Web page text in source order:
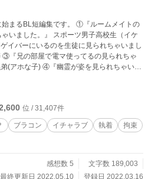
集です。 ①『ルームメイトの
いました。』 スポーツ男子高校生（イケ
姿を見られちゃいま
。)』 男子大学生×地縛霊 ⑤『ご主人
られちゃいました。』 ご主人様×専属執事
見られちゃいました。』 同級生(ちょっと
位 / 31,407件
ブラコン イチャラブ 執着
拘束
感想数 5
文字数 189,003
最終更新日 2022.05.10
登録日 2022.03.16